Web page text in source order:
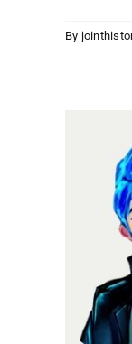
By